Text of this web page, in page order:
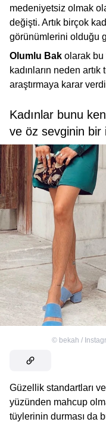
medeniyetsiz olmak
değişti. Artık birçok
görünümlerini olduğu
Olumlu Bak olarak bu
kadınların neden
araştırmaya karar
Kadınlar bunu
ve öz sevginin bir
© bekah /
Güzellik standartları
yüzünden mahcup
tüylerinin durması da